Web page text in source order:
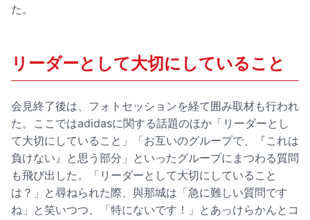
た。
リーダーとして大切にしていること
会見終了後は、フォトセッションを経て囲み取材も行われ
た。ここではadidasに関する話題のほか「リーダーとし
て大切にしていること」「お互いのグループで、『これは
負けない』と思う部分」といったグループにまつわる質問
も飛び出した。「リーダーとして大切にしていること
は？」と尋ねられた際、與那城は「急に難しい質問です
ね」と笑いつつ、「特にないです！」とあっけらかんとコ